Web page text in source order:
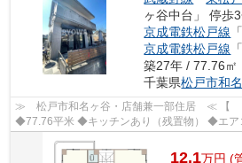
ヶ谷中台」 停歩
京成電鉄松戸線
京成電鉄松戸線
築27年 / 77.76㎡
千葉県松戸市和
≫ 松戸市和名ヶ谷・店舗兼一部住居 ≪ 【
◆77.76平米 ◆キッチンあり（残置物） ◆エア
12.1万円 (